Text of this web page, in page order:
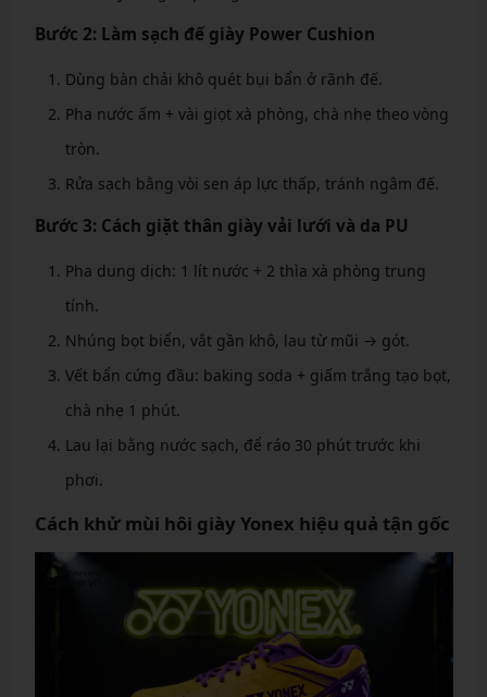
Bước 2: Làm sạch đế giày Power Cushion
Dùng bàn chải khô quét bụi bẩn ở rãnh đế.
Pha nước ấm + vài giọt xà phòng, chà nhẹ theo vòng
tròn.
Rửa sạch bằng vòi sen áp lực thấp, tránh ngâm đế.
Bước 3: Cách giặt thân giày vải lưới và da PU
Pha dung dịch: 1 lít nước + 2 thìa xà phòng trung
tính.
Nhúng bọt biển, vắt gần khô, lau từ mũi → gót.
Vết bẩn cứng đầu: baking soda + giấm trắng tạo bọt,
chà nhẹ 1 phút.
Lau lại bằng nước sạch, để ráo 30 phút trước khi
phơi.
Cách khử mùi hôi giày Yonex hiệu quả tận gốc